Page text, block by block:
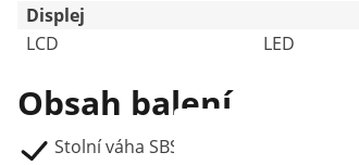
Displej
LCD
LED
Obsah balení
Stolní váha SBS-TW-30CA